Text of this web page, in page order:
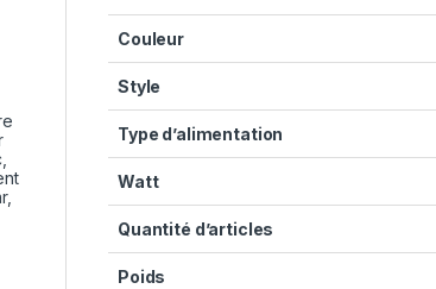
Couleur
Style
Type d’alimentation
Watt
Quantité d’articles
Poids